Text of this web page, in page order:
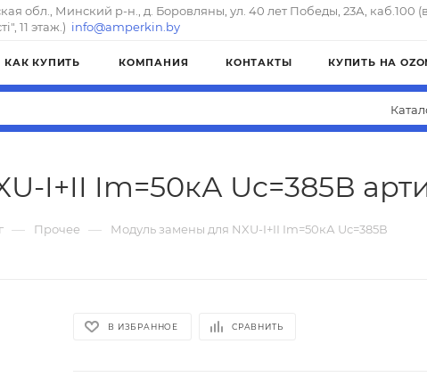
обл., Минский р-н., д. Боровляны, ул. 40 лет Победы, 23А, каб.100
11 этаж.) info@amperkin.by
КАК КУПИТЬ КОМПАНИЯ КОНТАКТЫ КУПИТЬ НА
I+II Im=50кА Uc=385В
— Прочее — Модуль замены для NXU-I+II Im=50кА Uc=385В
В ИЗБРАННОЕ СРАВНИТЬ